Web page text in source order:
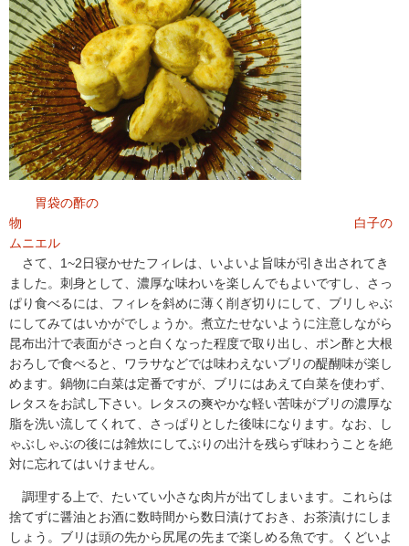
胃袋の酢の
物 白子の
ムニエル
さて、1~2日寝かせたフィレは、いよいよ旨味が引き出されてき
ました。刺身として、濃厚な味わいを楽しんでもよいですし、さっ
ぱり食べるには、フィレを斜めに薄く削ぎ切りにして、ブリしゃぶ
にしてみてはいかがでしょうか。煮立たせないように注意しながら
昆布出汁で表面がさっと白くなった程度で取り出し、ポン酢と大根
おろしで食べると、ワラサなどでは味わえないブリの醍醐味が楽し
めます。鍋物に白菜は定番ですが、ブリにはあえて白菜を使わず、
レタスをお試し下さい。レタスの爽やかな軽い苦味がブリの濃厚な
脂を洗い流してくれて、さっぱりとした後味になります。なお、し
ゃぶしゃぶの後には雑炊にしてぶりの出汁を残らず味わうことを絶
対に忘れてはいけません。
調理する上で、たいてい小さな肉片が出てしまいます。これらは
捨てずに醤油とお酒に数時間から数日漬けておき、お茶漬けにしま
しょう。ブリは頭の先から尻尾の先まで楽しめる魚です。くどいよ